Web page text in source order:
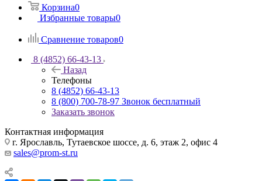
Корзина0
Избранные товары0
Сравнение товаров0
8 (4852) 66-43-13
Назад
Телефоны
8 (4852) 66-43-13
8 (800) 700-78-97 Звонок бесплатный
Заказать звонок
Контактная информация
г. Ярославль, Тутаевское шоссе, д. 6, этаж 2, офис 4
sales@prom-st.ru